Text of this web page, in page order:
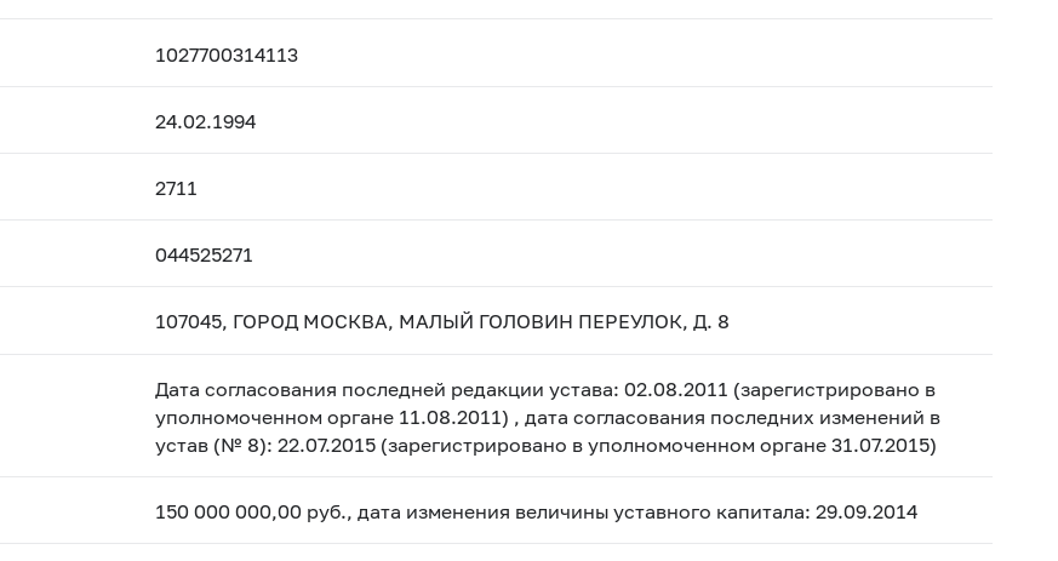
1027700314113
24.02.1994
2711
044525271
107045, ГОРОД МОСКВА, МАЛЫЙ ГОЛОВИН ПЕРЕУЛОК, Д. 8
Дата согласования последней редакции устава: 02.08.2011 (зарегистрировано в
уполномоченном органе 11.08.2011) , дата согласования последних изменений в
устав (№ 8): 22.07.2015 (зарегистрировано в уполномоченном органе 31.07.2015)
150 000 000,00 руб., дата изменения величины уставного капитала: 29.09.2014